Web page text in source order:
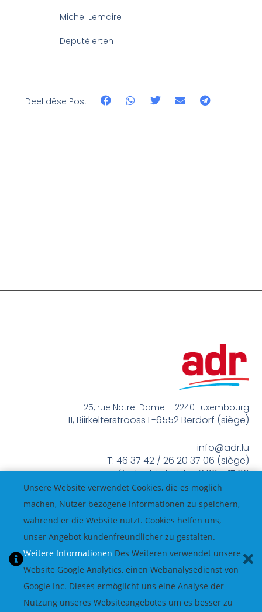
Michel Lemaire
Deputéierten
Deel dëse Post:
25, rue Notre-Dame L-2240 Luxembourg
11, Biirkelterstrooss L-6552 Berdorf (siège)
info@adr.lu
T: 46 37 42 / 26 20 37 06 (siège)
méindes bis freides 8:00 – 17:00
Unsere Website verwendet Cookies, die es möglich
machen, Nutzer bezogene Informationen zu speichern,
während er die Website nutzt. Cookies helfen uns,
unser Angebot kundenfreundlicher zu gestalten.
Weitere Informationen Des Weiteren verwendet unsere
Website Google Analytics, einen Webanalysedienst von
Google Inc. Dieses ermöglicht uns eine Analyse der
Nutzung unseres Websiteangebotes um es besser zu